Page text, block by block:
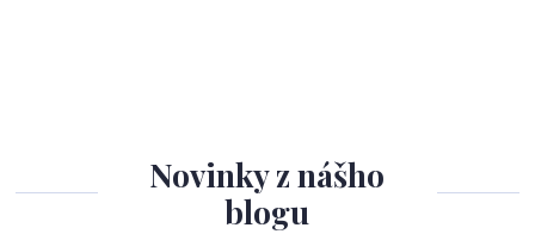
Novinky z nášho
blogu